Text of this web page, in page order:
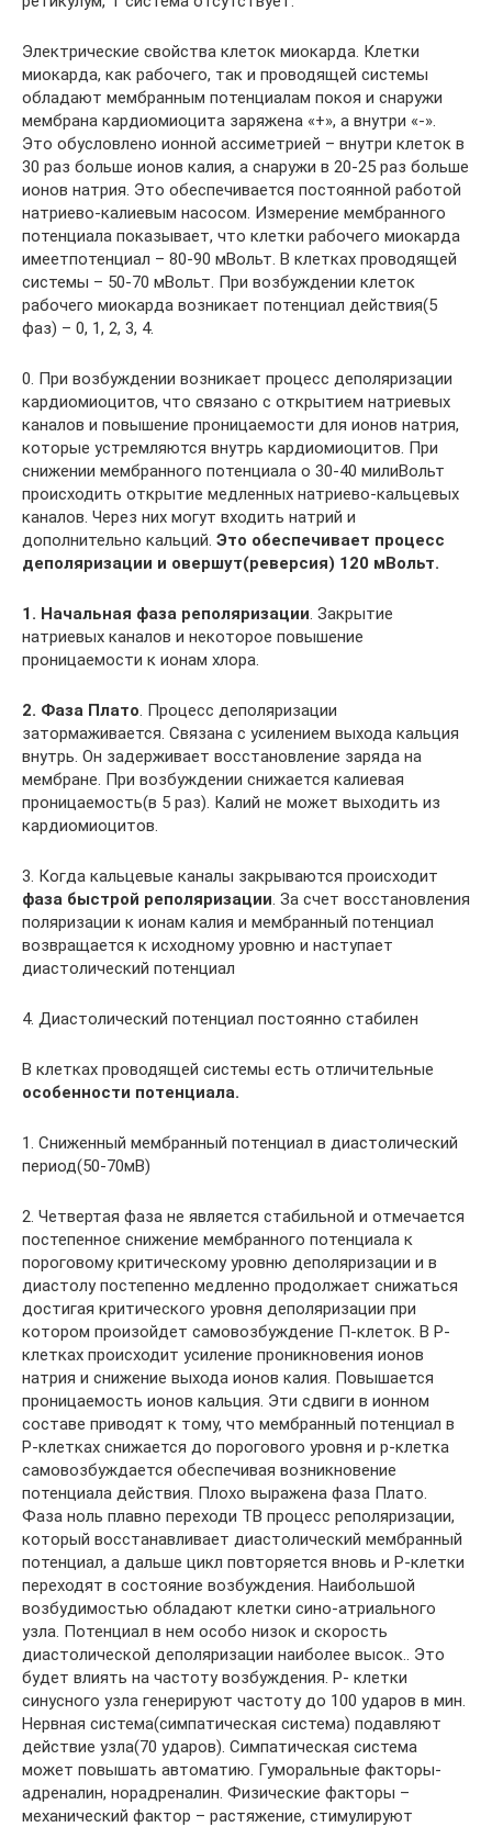
Электрические свойства клеток миокарда. Клетки
миокарда, как рабочего, так и проводящей системы
обладают мембранным потенциалам покоя и снаружи
мембрана кардиомиоцита заряжена «+», а внутри «-».
Это обусловлено ионной ассиметрией – внутри клеток в
30 раз больше ионов калия, а снаружи в 20-25 раз больше
ионов натрия. Это обеспечивается постоянной работой
натриево-калиевым насосом. Измерение мембранного
потенциала показывает, что клетки рабочего миокарда
имеетпотенциал – 80-90 мВольт. В клетках проводящей
системы – 50-70 мВольт. При возбуждении клеток
рабочего миокарда возникает потенциал действия(5
фаз) – 0, 1, 2, 3, 4.
0. При возбуждении возникает процесс деполяризации
кардиомиоцитов, что связано с открытием натриевых
каналов и повышение проницаемости для ионов натрия,
которые устремляются внутрь кардиомиоцитов. При
снижении мембранного потенциала о 30-40 милиВольт
происходить открытие медленных натриево-кальцевых
каналов. Через них могут входить натрий и
дополнительно кальций. Это обеспечивает процесс
деполяризации и овершут(реверсия) 120 мВольт.
1. Начальная фаза реполяризации . Закрытие
натриевых каналов и некоторое повышение
проницаемости к ионам хлора.
2. Фаза Плато . Процесс деполяризации
затормаживается. Связана с усилением выхода кальция
внутрь. Он задерживает восстановление заряда на
мембране. При возбуждении снижается калиевая
проницаемость(в 5 раз). Калий не может выходить из
кардиомиоцитов.
3. Когда кальцевые каналы закрываются происходит
фаза быстрой реполяризации . За счет восстановления
поляризации к ионам калия и мембранный потенциал
возвращается к исходному уровню и наступает
диастолический потенциал
4. Диастолический потенциал постоянно стабилен
В клетках проводящей системы есть отличительные
особенности потенциала.
1. Сниженный мембранный потенциал в диастолический
период(50-70мВ)
2. Четвертая фаза не является стабильной и отмечается
постепенное снижение мембранного потенциала к
пороговому критическому уровню деполяризации и в
диастолу постепенно медленно продолжает снижаться
достигая критического уровня деполяризации при
котором произойдет самовозбуждение П-клеток. В P-
клетках происходит усиление проникновения ионов
натрия и снижение выхода ионов калия. Повышается
проницаемость ионов кальция. Эти сдвиги в ионном
составе приводят к тому, что мембранный потенциал в
P-клетках снижается до порогового уровня и p-клетка
самовозбуждается обеспечивая возникновение
потенциала действия. Плохо выражена фаза Плато.
Фаза ноль плавно переходи ТВ процесс реполяризации,
который восстанавливает диастолический мембранный
потенциал, а дальше цикл повторяется вновь и P-клетки
переходят в состояние возбуждения. Наибольшой
возбудимостью обладают клетки сино-атриального
узла. Потенциал в нем особо низок и скорость
диастолической деполяризации наиболее высок.. Это
будет влиять на частоту возбуждения. P- клетки
синусного узла генерируют частоту до 100 ударов в мин.
Нервная система(симпатическая система) подавляют
действие узла(70 ударов). Симпатическая система
может повышать автоматию. Гуморальные факторы-
адреналин, норадреналин. Физические факторы –
механический фактор – растяжение, стимулируют